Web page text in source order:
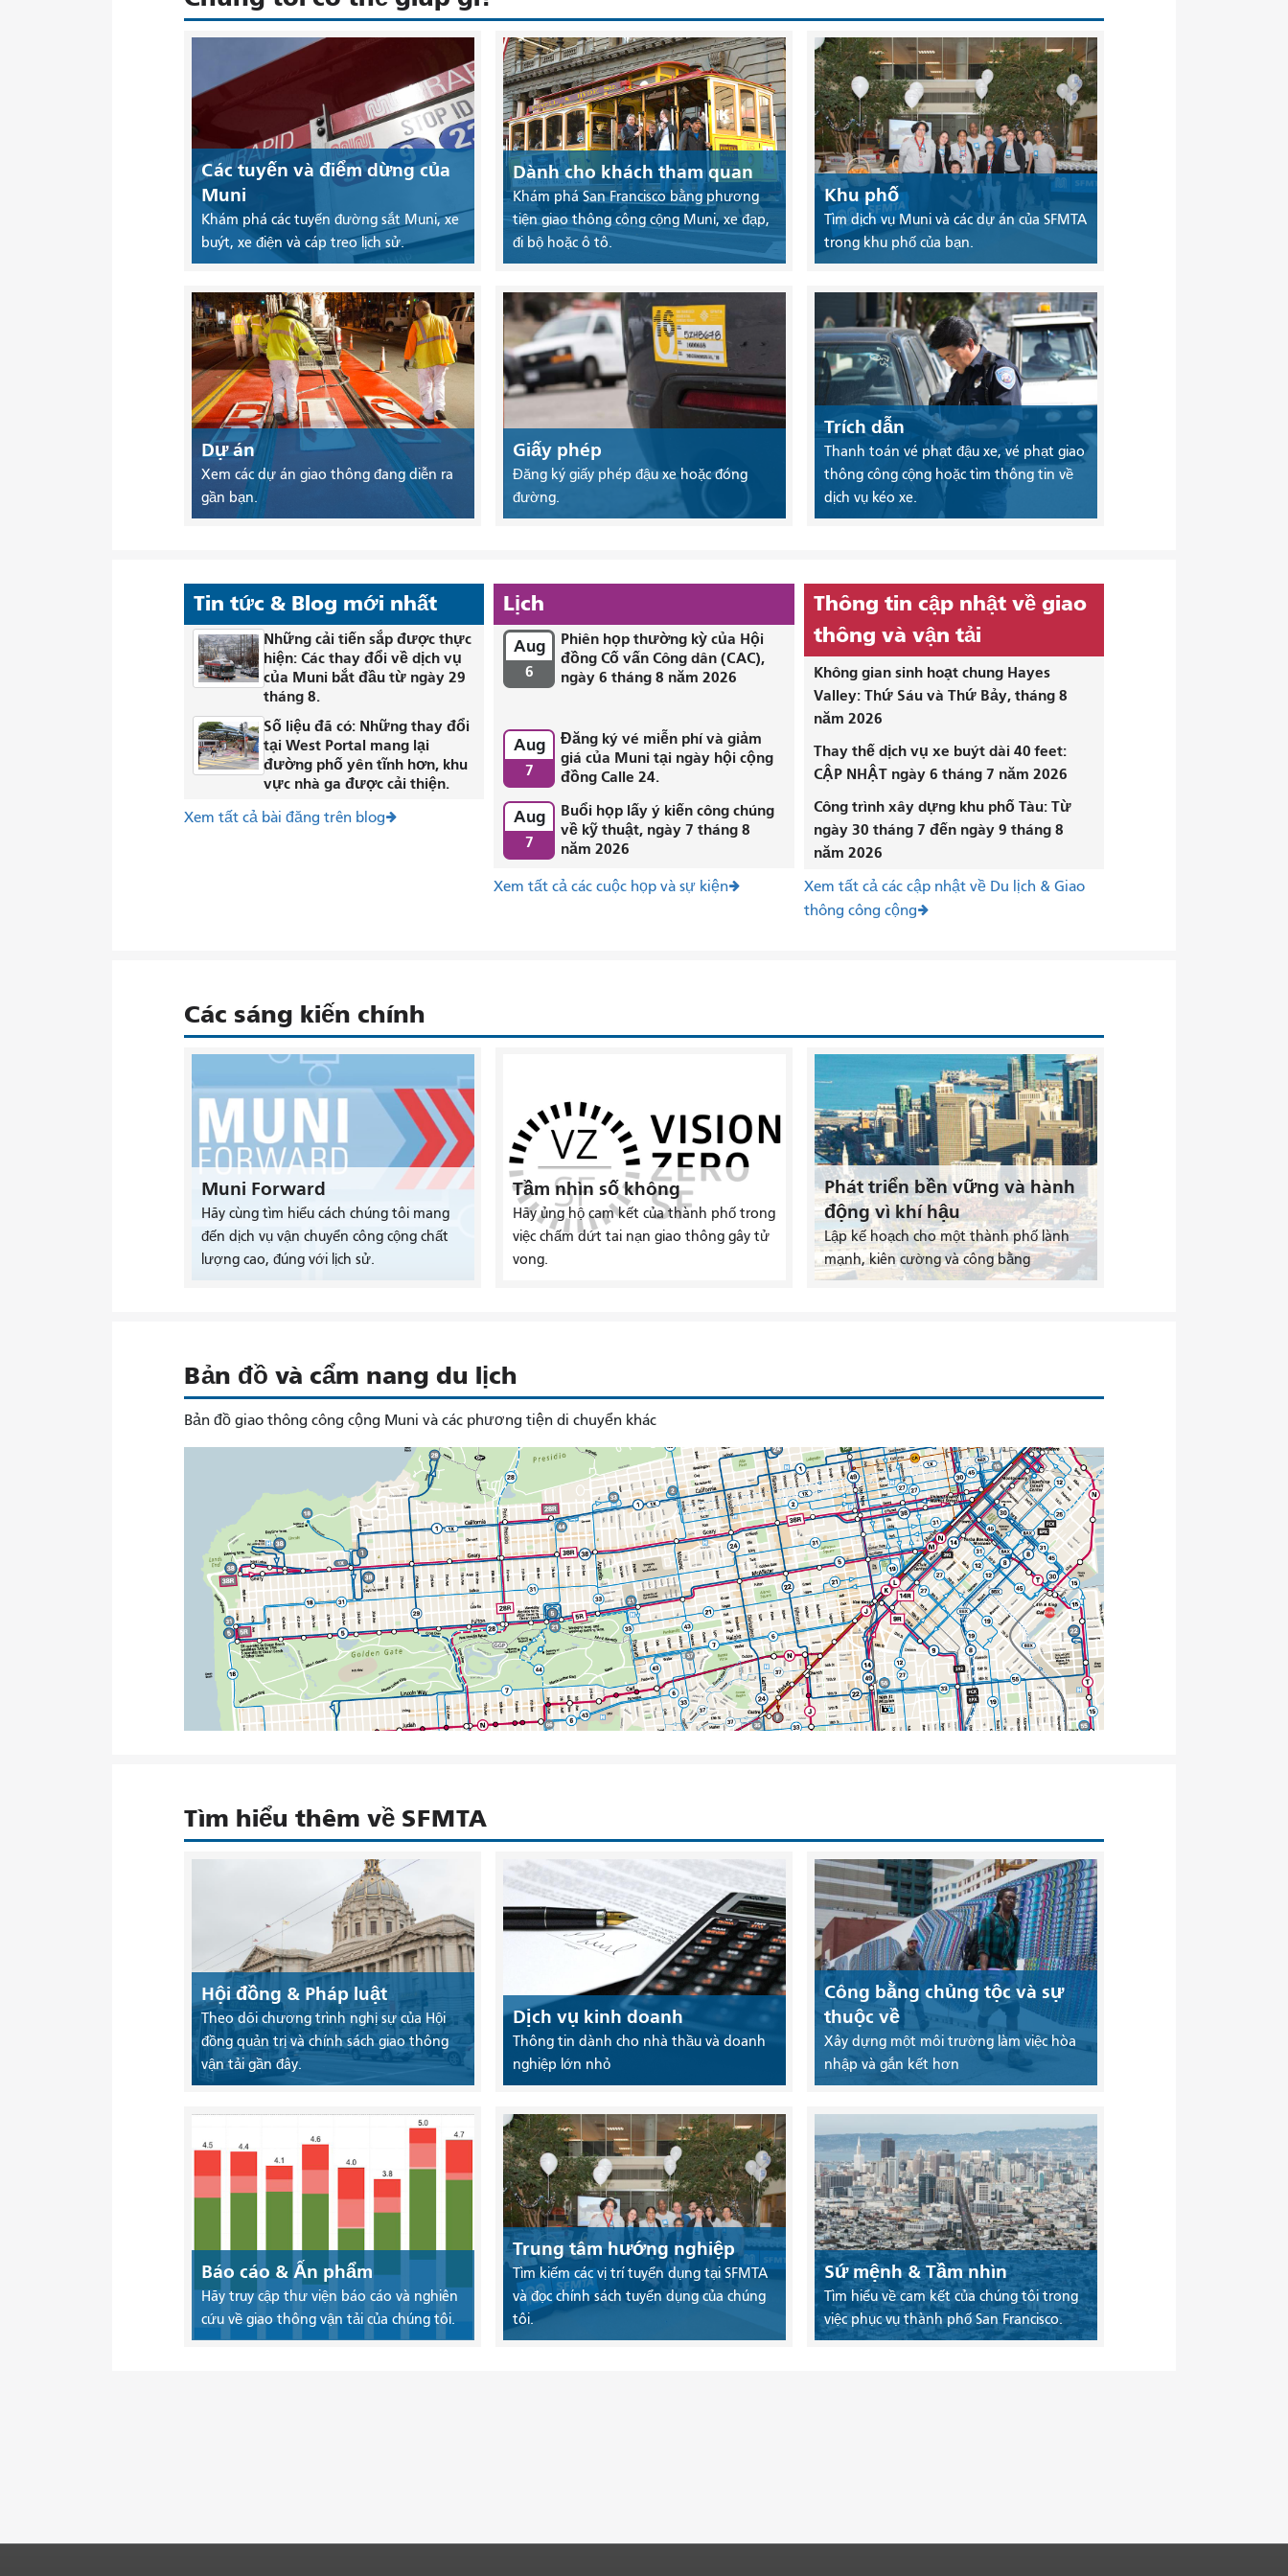
Các tuyến và điểm dừng của
Muni
Khám phá các tuyến đường sắt Muni, xe
buýt, xe điện và cáp treo lịch sử.
Dành cho khách tham quan
Khám phá San Francisco bằng phương
tiện giao thông công cộng Muni, xe đạp,
đi bộ hoặc ô tô.
Khu phố
Tìm dịch vụ Muni và các dự án của SFMTA
trong khu phố của bạn.
Dự án
Xem các dự án giao thông đang diễn ra
gần bạn.
Giấy phép
Đăng ký giấy phép đậu xe hoặc đóng
đường.
Trích dẫn
Thanh toán vé phạt đậu xe, vé phạt giao
thông công cộng hoặc tìm thông tin về
dịch vụ kéo xe.
Tin tức & Blog mới nhất
Những cải tiến sắp được thực
hiện: Các thay đổi về dịch vụ
của Muni bắt đầu từ ngày 29
tháng 8.
Số liệu đã có: Những thay đổi
tại West Portal mang lại
đường phố yên tĩnh hơn, khu
vực nhà ga được cải thiện.
Xem tất cả bài đăng trên blog
Lịch
Aug
6
Phiên họp thường kỳ của Hội
đồng Cố vấn Công dân (CAC),
ngày 6 tháng 8 năm 2026
Aug
7
Đăng ký vé miễn phí và giảm
giá của Muni tại ngày hội cộng
đồng Calle 24.
Aug
7
Buổi họp lấy ý kiến ​​công chúng
về kỹ thuật, ngày 7 tháng 8
năm 2026
Xem tất cả các cuộc họp và sự kiện
Thông tin cập nhật về giao
thông và vận tải
Không gian sinh hoạt chung Hayes
Valley: Thứ Sáu và Thứ Bảy, tháng 8
năm 2026
Thay thế dịch vụ xe buýt dài 40 feet:
CẬP NHẬT ngày 6 tháng 7 năm 2026
Công trình xây dựng khu phố Tàu: Từ
ngày 30 tháng 7 đến ngày 9 tháng 8
năm 2026
Xem tất cả các cập nhật về Du lịch & Giao
thông công cộng
Các sáng kiến ​​chính
Muni Forward
Hãy cùng tìm hiểu cách chúng tôi mang
đến dịch vụ vận chuyển công cộng chất
lượng cao, đúng với lịch sử.
Tầm nhìn số không
Hãy ủng hộ cam kết của thành phố trong
việc chấm dứt tai nạn giao thông gây tử
vong.
Phát triển bền vững và hành
động vì khí hậu
Lập kế hoạch cho một thành phố lành
mạnh, kiên cường và công bằng
Bản đồ và cẩm nang du lịch
Bản đồ giao thông công cộng Muni và các phương tiện di chuyển khác
Tìm hiểu thêm về SFMTA
Hội đồng & Pháp luật
Theo dõi chương trình nghị sự của Hội
đồng quản trị và chính sách giao thông
vận tải gần đây.
Dịch vụ kinh doanh
Thông tin dành cho nhà thầu và doanh
nghiệp lớn nhỏ
Công bằng chủng tộc và sự
thuộc về
Xây dựng một môi trường làm việc hòa
nhập và gắn kết hơn
Báo cáo & Ấn phẩm
Hãy truy cập thư viện báo cáo và nghiên
cứu về giao thông vận tải của chúng tôi.
Trung tâm hướng nghiệp
Tìm kiếm các vị trí tuyển dụng tại SFMTA
và đọc chính sách tuyển dụng của chúng
tôi.
Sứ mệnh & Tầm nhìn
Tìm hiểu về cam kết của chúng tôi trong
việc phục vụ thành phố San Francisco.